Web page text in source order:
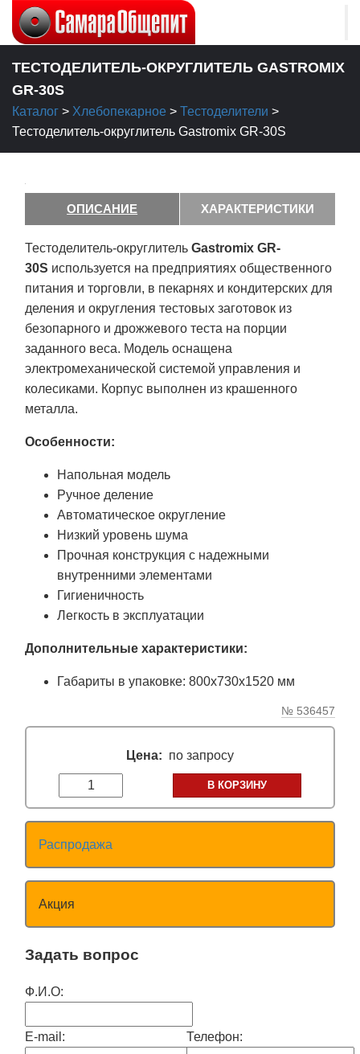
ТЕСТОДЕЛИТЕЛЬ-ОКРУГЛИТЕЛЬ GASTROMIX
GR-30S
Каталог > Хлебопекарное > Тестоделители >
Тестоделитель-округлитель Gastromix GR-30S
ОПИСАНИЕ ХАРАКТЕРИСТИКИ
Тестоделитель-округлитель Gastromix GR-
30S используется на предприятиях общественного
питания и торговли, в пекарнях и кондитерских для
деления и округления тестовых заготовок из
безопарного и дрожжевого теста на порции
заданного веса. Модель оснащена
электромеханической системой управления и
колесиками. Корпус выполнен из крашенного
металла.
Особенности:
Напольная модель
Ручное деление
Автоматическое округление
Низкий уровень шума
Прочная конструкция с надежными
внутренними элементами
Гигиеничность
Легкость в эксплуатации
Дополнительные характеристики:
Габариты в упаковке: 800х730х1520 мм
№ 536457
Цена: по запросу
В КОРЗИНУ
Распродажа
Акция
Задать вопрос
Ф.И.О:
E-mail: Телефон: